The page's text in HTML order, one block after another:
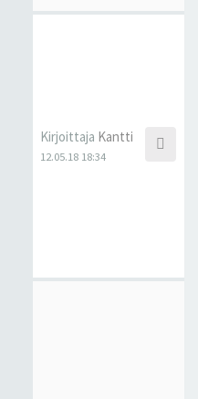
Kirjoittaja Kantti
12.05.18 18:34